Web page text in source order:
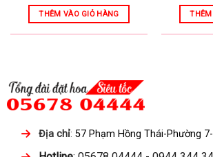
THÊM VÀO GIỎ HÀNG THÊM
Địa chỉ: 57 Phạm Hồng Thái-Phường